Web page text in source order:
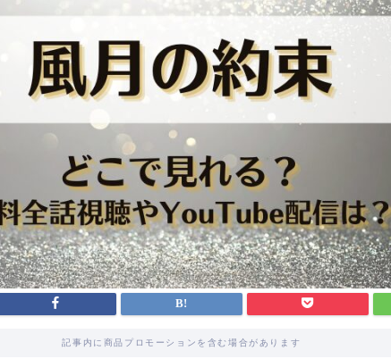
記事内に商品プロモーションを含む場合があります